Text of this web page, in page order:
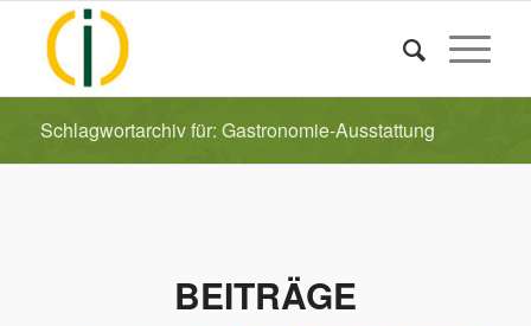
Schlagwortarchiv für: Gastronomie-Ausstattung
BEITRÄGE